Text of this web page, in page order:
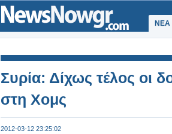
ΝΕΑ
Συρία: Δίχως τέλος οι
στη Χομς
2012-03-12 23:25:02